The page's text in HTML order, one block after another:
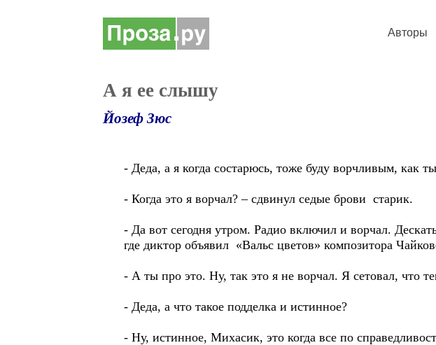
Авторы
А я ее слышу
Йозеф Зюс
- Деда, а я когда состарюсь, тоже буду ворчливым, как
- Когда это я ворчал? – сдвинул седые брови старик.
- Да вот сегодня утром. Радио включил и ворчал.
где диктор объявил «Вальс цветов» композитора
- А ты про это. Ну, так это я не ворчал. Я сетовал, что
- Деда, а что такое подделка и истинное?
- Ну, истинное, Михасик, это когда все по